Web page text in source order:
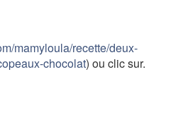
mamyloula/recette/deux-
chocolat) ou clic sur.